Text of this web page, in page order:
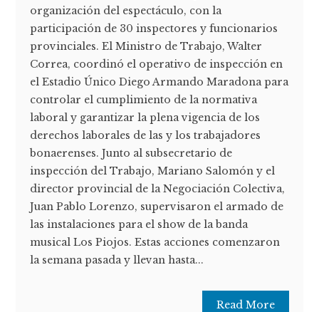
organización del espectáculo, con la
participación de 30 inspectores y funcionarios
provinciales. El Ministro de Trabajo, Walter
Correa, coordinó el operativo de inspección en
el Estadio Único Diego Armando Maradona para
controlar el cumplimiento de la normativa
laboral y garantizar la plena vigencia de los
derechos laborales de las y los trabajadores
bonaerenses. Junto al subsecretario de
inspección del Trabajo, Mariano Salomón y el
director provincial de la Negociación Colectiva,
Juan Pablo Lorenzo, supervisaron el armado de
las instalaciones para el show de la banda
musical Los Piojos. Estas acciones comenzaron
la semana pasada y llevan hasta...
Read More